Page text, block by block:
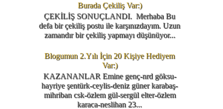
Burada Çekiliş Var:)
ÇEKİLİŞ SONUÇLANDI. Merhaba Bu
defa bir çekiliş postu ile karşınızdayım. Uzun
zamandır bir çekiliş yapmayı düşünüyor...
Blogumun 2.Yılı İçin 20 Kişiye Hediyem
Var:)
KAZANANLAR Emine genç-nrd göksu-
hayriye şentürk-ceylis-deniz güner karabaş-
mihriban csk-özlem gül-sergül elter-özlem
karaca-neslihan 23...